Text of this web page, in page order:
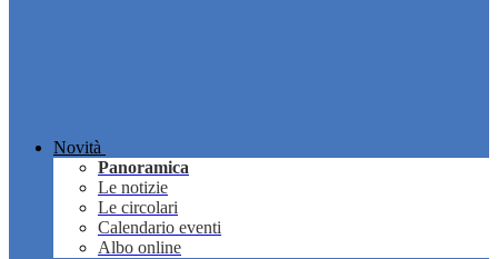
Novità
Panoramica
Le notizie
Le circolari
Calendario eventi
Albo online